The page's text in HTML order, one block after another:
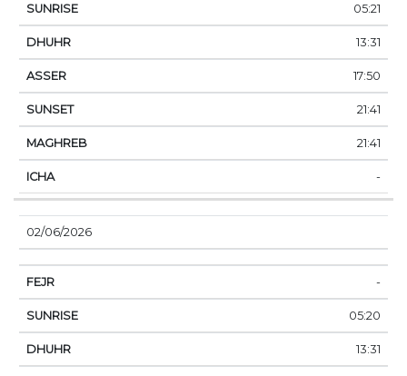
05:21
13:31
17:50
21:41
21:41
-
02/06/2026
-
05:20
13:31